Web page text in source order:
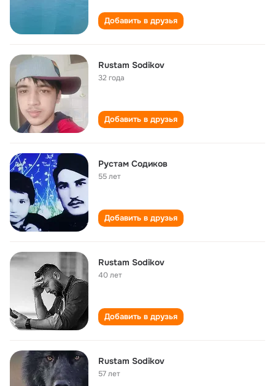
Добавить в друзья
Rustam Sodikov
32 года
Добавить в друзья
Рустам Содиков
55 лет
Добавить в друзья
Rustam Sodikov
40 лет
Добавить в друзья
Rustam Sodikov
57 лет